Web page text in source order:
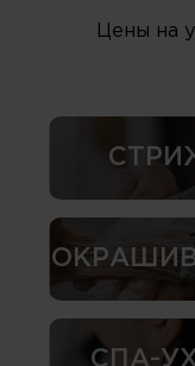
Цены на
СПА-